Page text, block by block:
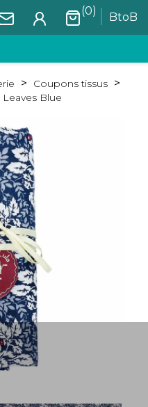
BtoB
(0)
Coupons tissus
Blue